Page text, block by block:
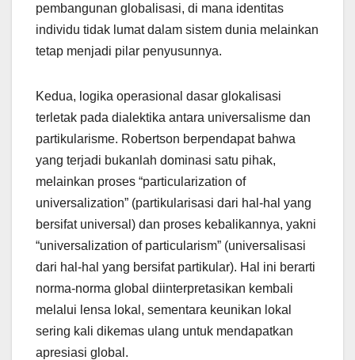
pembangunan globalisasi, di mana identitas
individu tidak lumat dalam sistem dunia melainkan
tetap menjadi pilar penyusunnya.
Kedua, logika operasional dasar glokalisasi
terletak pada dialektika antara universalisme dan
partikularisme. Robertson berpendapat bahwa
yang terjadi bukanlah dominasi satu pihak,
melainkan proses “particularization of
universalization” (partikularisasi dari hal-hal yang
bersifat universal) dan proses kebalikannya, yakni
“universalization of particularism” (universalisasi
dari hal-hal yang bersifat partikular). Hal ini berarti
norma-norma global diinterpretasikan kembali
melalui lensa lokal, sementara keunikan lokal
sering kali dikemas ulang untuk mendapatkan
apresiasi global.